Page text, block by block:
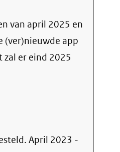
van april 2025 en
(ver)nieuwde app
er eind 2025
April 2023 -